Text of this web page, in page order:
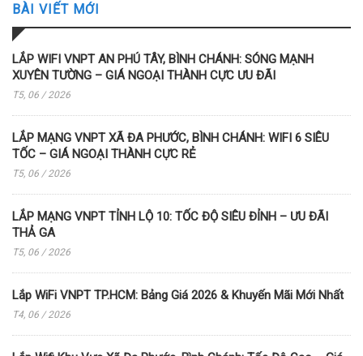
BÀI VIẾT MỚI
LẮP WIFI VNPT AN PHÚ TÂY, BÌNH CHÁNH: SÓNG MẠNH
XUYÊN TƯỜNG – GIÁ NGOẠI THÀNH CỰC ƯU ĐÃI
T5, 06 / 2026
LẮP MẠNG VNPT XÃ ĐA PHƯỚC, BÌNH CHÁNH: WIFI 6 SIÊU
TỐC – GIÁ NGOẠI THÀNH CỰC RẺ
T5, 06 / 2026
LẮP MẠNG VNPT TỈNH LỘ 10: TỐC ĐỘ SIÊU ĐỈNH – ƯU ĐÃI
THẢ GA
T5, 06 / 2026
Lắp WiFi VNPT TP.HCM: Bảng Giá 2026 & Khuyến Mãi Mới Nhất
T4, 06 / 2026